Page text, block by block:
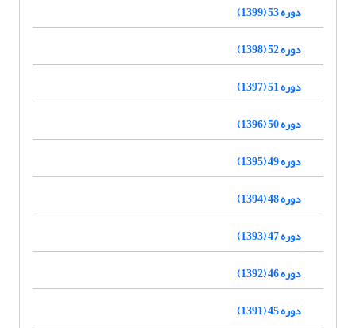
دوره 53 (1399)
دوره 52 (1398)
دوره 51 (1397)
دوره 50 (1396)
دوره 49 (1395)
دوره 48 (1394)
دوره 47 (1393)
دوره 46 (1392)
دوره 45 (1391)